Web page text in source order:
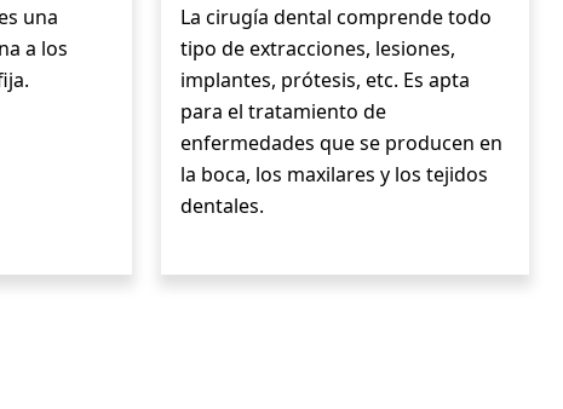
una
a los
La cirugía dental comprende todo
tipo de extracciones, lesiones,
implantes, prótesis, etc. Es apta
para el tratamiento de
enfermedades que se producen en
la boca, los maxilares y los tejidos
dentales.